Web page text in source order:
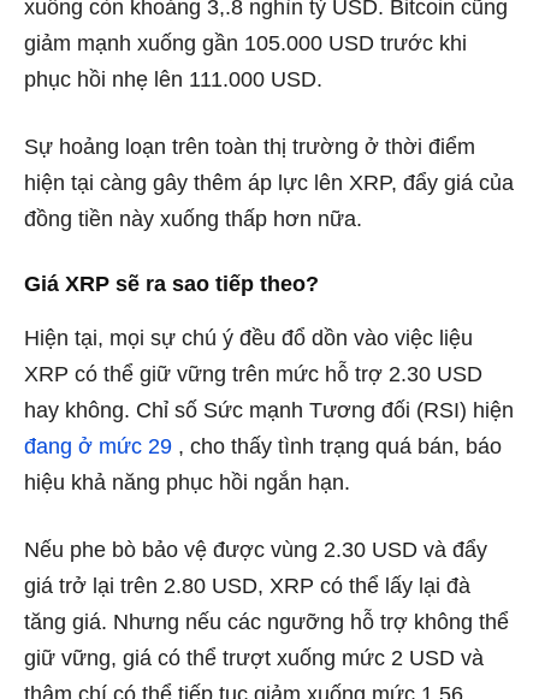
xuống còn khoảng 3,.8 nghìn tỷ USD. Bitcoin cũng
giảm mạnh xuống gần 105.000 USD trước khi
phục hồi nhẹ lên 111.000 USD.
Sự hoảng loạn trên toàn thị trường ở thời điểm
hiện tại càng gây thêm áp lực lên XRP, đẩy giá của
đồng tiền này xuống thấp hơn nữa.
Giá XRP sẽ ra sao tiếp theo?
Hiện tại, mọi sự chú ý đều đổ dồn vào việc liệu
XRP có thể giữ vững trên mức hỗ trợ 2.30 USD
hay không. Chỉ số Sức mạnh Tương đối (RSI) hiện
đang ở mức 29 , cho thấy tình trạng quá bán, báo
hiệu khả năng phục hồi ngắn hạn.
Nếu phe bò bảo vệ được vùng 2.30 USD và đẩy
giá trở lại trên 2.80 USD, XRP có thể lấy lại đà
tăng giá. Nhưng nếu các ngưỡng hỗ trợ không thể
giữ vững, giá có thể trượt xuống mức 2 USD và